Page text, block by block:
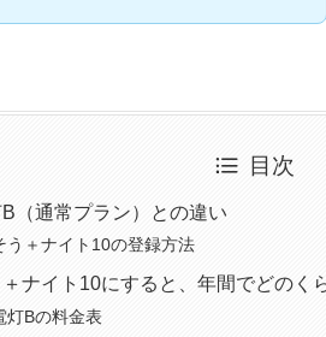
目次
（通常プラン）との違い
う＋ナイト10の登録方法
ナイト10にすると、年間でどのく
灯Bの料金表